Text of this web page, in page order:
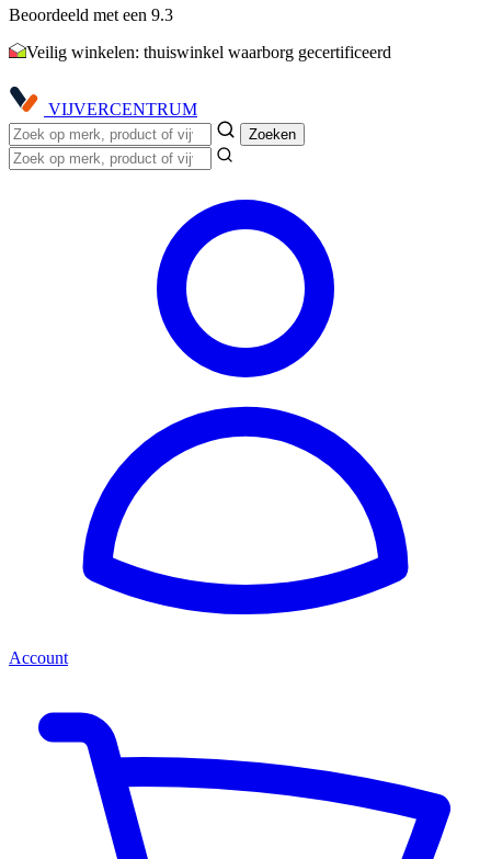
Beoordeeld met een 9.3
Veilig winkelen: thuiswinkel waarborg gecertificeerd
VIJVERCENTRUM
Zoeken
Account